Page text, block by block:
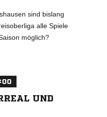
sind bislang
alle Spiele
möglich?
UND